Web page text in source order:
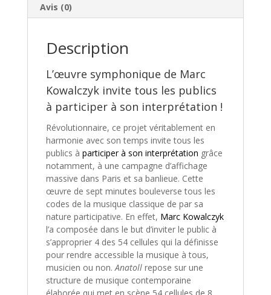
Avis (0)
Description
L’œuvre symphonique de Marc
Kowalczyk invite tous les publics
à participer à son interprétation !
Révolutionnaire, ce projet véritablement en
harmonie avec son temps invite tous les
publics à participer à son interprétation grâce
notamment, à une campagne d’affichage
massive dans Paris et sa banlieue. Cette
œuvre de sept minutes bouleverse tous les
codes de la musique classique de par sa
nature participative. En effet, Marc Kowalczyk
l’a composée dans le but d’inviter le public à
s’approprier 4 des 54 cellules qui la définisse
pour rendre accessible la musique à tous,
musicien ou non.Anatollrepose sur une
structure de musique contemporaine